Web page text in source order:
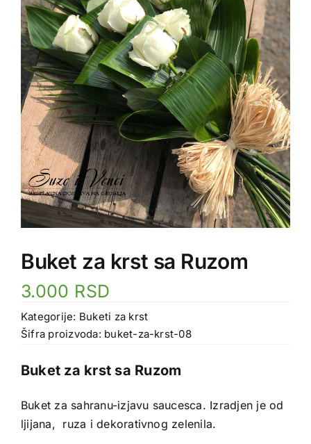
Buket za krst sa Ruzom
3.000 RSD
Kategorije: Buketi za krst
Šifra proizvoda: buket-za-krst-08
Buket za krst sa Ruzom
Buket za sahranu-izjavu saucesca. Izradjen je od
ljijana, ruza i dekorativnog zelenila.